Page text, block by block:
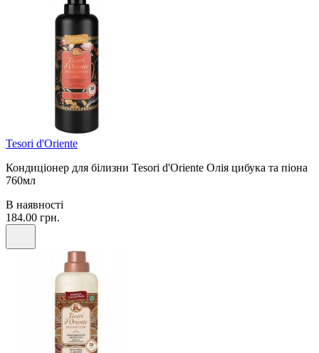
Tesori d'Oriente
Кондиціонер для білизни Tesori d'Oriente Олія цибука та піона
760мл
В наявності
184.00 грн.